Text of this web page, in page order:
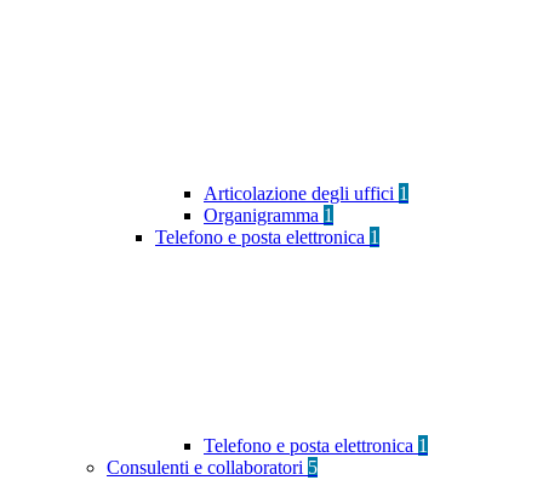
Articolazione degli uffici 1
Organigramma 1
Telefono e posta elettronica 1
Telefono e posta elettronica 1
Consulenti e collaboratori 5